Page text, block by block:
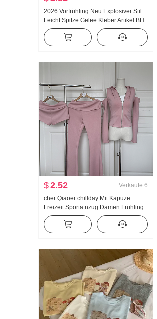
2026 Vorfrühling Neu Explosiver Stil
Leicht Spitze Gelee Kleber Artikel BH
Innerhalb Gürtel Brust Pad Schlank
Weste Frauen
$2.52 Verkäufe 6
cher Qiaoer chillday Mit Kapuze
Freizeit Sporta nzug Damen Frühling
Schulterfrei Jacke Schlaghose
Dreiteiliges Set